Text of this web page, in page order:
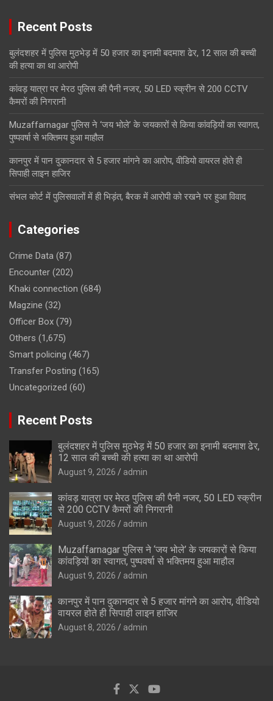
Recent Posts
बुलंदशहर में पुलिस मुठभेड़ में 50 हजार का इनामी बदमाश ढेर, 12 साल की बच्ची
की हत्या का था आरोपी
कांवड़ यात्रा पर मेरठ पुलिस की पैनी नजर, 50 LED स्क्रीन से 200 CCTV
कैमरों की निगरानी
Muzaffarnagar पुलिस ने ‘जय भोले’ के जयकारों से किया कांवड़ियों का स्वागत,
पुष्पवर्षा से भक्तिमय हुआ माहौल
कानपुर में पान दुकानदार से 5 हजार मांगने का आरोप, वीडियो वायरल होते ही
सिपाही लाइन हाजिर
संभल कोर्ट में पुलिसवालों में ही भिड़ंत, बैरक में आरोपी को रखने पर हुआ विवाद
Categories
Crime Data (87)
Encounter (202)
Khaki connection (684)
Magzine (32)
Officer Box (79)
Others (1,675)
Smart policing (467)
Transfer Posting (165)
Uncategorized (60)
Recent Posts
बुलंदशहर में पुलिस मुठभेड़ में 50 हजार का इनामी बदमाश ढेर,
12 साल की बच्ची की हत्या का था आरोपी
August 9, 2026 admin
कांवड़ यात्रा पर मेरठ पुलिस की पैनी नजर, 50 LED स्क्रीन
से 200 CCTV कैमरों की निगरानी
August 9, 2026 admin
Muzaffarnagar पुलिस ने ‘जय भोले’ के जयकारों से किया
कांवड़ियों का स्वागत, पुष्पवर्षा से भक्तिमय हुआ माहौल
August 9, 2026 admin
कानपुर में पान दुकानदार से 5 हजार मांगने का आरोप, वीडियो
वायरल होते ही सिपाही लाइन हाजिर
August 8, 2026 admin